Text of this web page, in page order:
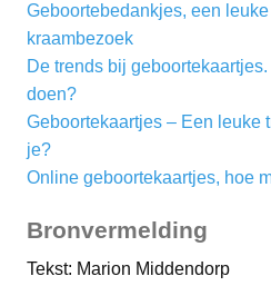
Geboortebedankjes, een
kraambezoek
De trends bij
doen?
Geboortekaartjes – Een leuke
je?
Online geboortekaartjes, hoe
Bronvermelding
Tekst: Marion Middendorp